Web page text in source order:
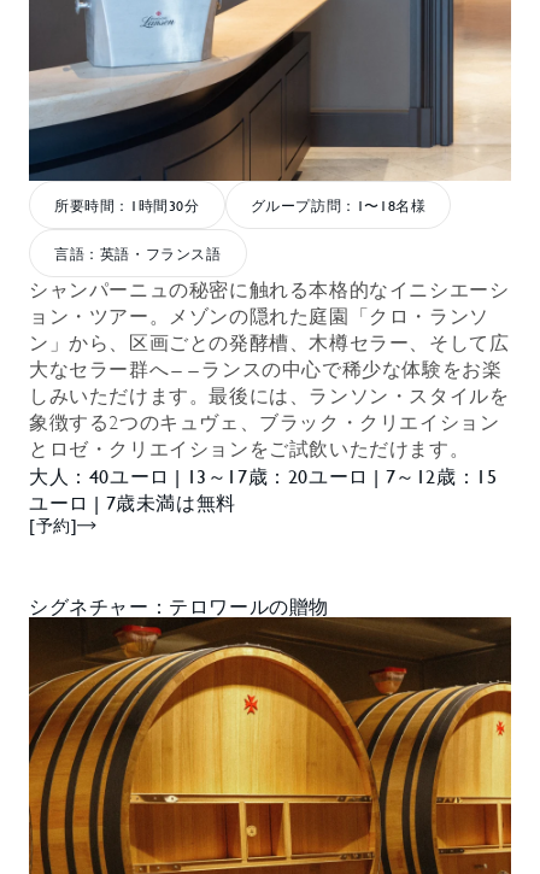
所要時間：1時間30分 グループ訪問：1〜18名様
言語：英語・フランス語
シャンパーニュの秘密に触れる本格的なイニシエーシ
ョン・ツアー。メゾンの隠れた庭園「クロ・ランソ
ン」から、区画ごとの発酵槽、木樽セラー、そして広
大なセラー群へ――ランスの中心で稀少な体験をお楽
しみいただけます。最後には、ランソン・スタイルを
象徴する2つのキュヴェ、ブラック・クリエイション
とロゼ・クリエイションをご試飲いただけます。
大人：40ユーロ | 13～17歳：20ユーロ | 7～12歳：15
ユーロ | 7歳未満は無料
[予約]
シグネチャー：テロワールの贈物